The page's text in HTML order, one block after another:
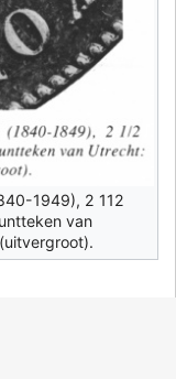
1949), 2 112
van